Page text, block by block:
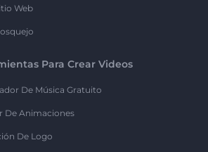
Web
Para Crear Videos
De Música Gratuito
De Animaciones
De Logo